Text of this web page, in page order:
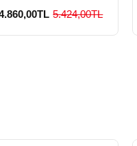
5.424,00TL